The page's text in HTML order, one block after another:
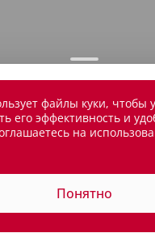
файлы куки, чтобы
его эффективность и
на
Понятно